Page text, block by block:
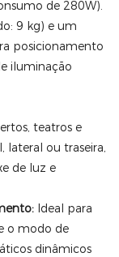
de 280W).
9 kg) e um
posicionamento
iluminação
teatros e
lateral ou traseira,
de luz e
Ideal para
o modo de
dinâmicos